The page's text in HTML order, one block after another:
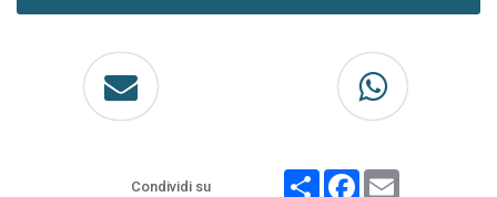
Condividi su
Share Facebook
Email